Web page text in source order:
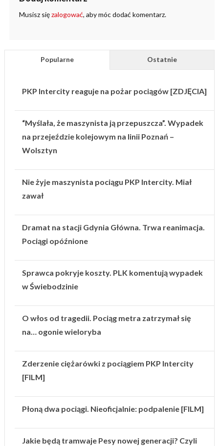
Musisz sięzalogować, aby móc dodać komentarz.
Popularne Ostatnie
PKP Intercity reaguje na pożar pociągów [ZDJĘCIA]
“Myślała, że maszynista ją przepuszcza”. Wypadek
na przejeździe kolejowym na linii Poznań –
Wolsztyn
Nie żyje maszynista pociągu PKP Intercity. Miał
zawał
Dramat na stacji Gdynia Główna. Trwa reanimacja.
Pociągi opóźnione
Sprawca pokryje koszty. PLK komentują wypadek
w Świebodzinie
O włos od tragedii. Pociąg metra zatrzymał się
na… ogonie wieloryba
Zderzenie ciężarówki z pociągiem PKP Intercity
[FILM]
Płoną dwa pociągi. Nieoficjalnie: podpalenie [FILM]
Jakie będą tramwaje Pesy nowej generacji? Czyli